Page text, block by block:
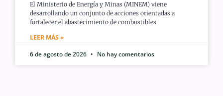
El Ministerio de Energía y Minas (MINEM) viene
desarrollando un conjunto de acciones orientadas a
fortalecer el abastecimiento de combustibles
LEER MÁS »
6 de agosto de 2026
No hay comentarios